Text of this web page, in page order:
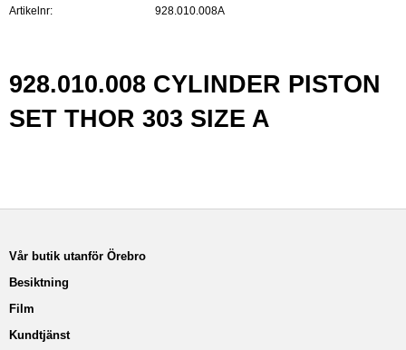
Artikelnr
928.010.008A
928.010.008 CYLINDER PISTON
SET THOR 303 SIZE A
Vår butik utanför Örebro
Besiktning
Film
Kundtjänst